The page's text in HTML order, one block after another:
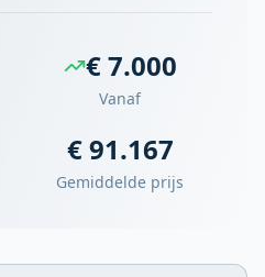
€ 7.000
Vanaf
€ 91.167
Gemiddelde prijs